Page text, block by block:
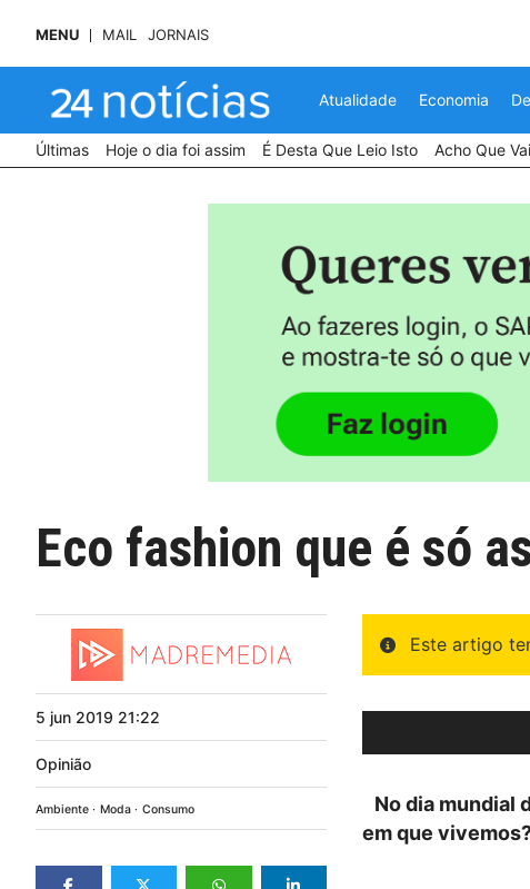
MENU MAIL JORNAIS
Atualidade Economia
Últimas Hoje o dia foi assim É Desta Que Leio Isto Acho Que
Eco fashion que é só
5 jun 2019 21:22
Opinião
Ambiente Moda Consumo
Este artigo
No dia mundial
em que